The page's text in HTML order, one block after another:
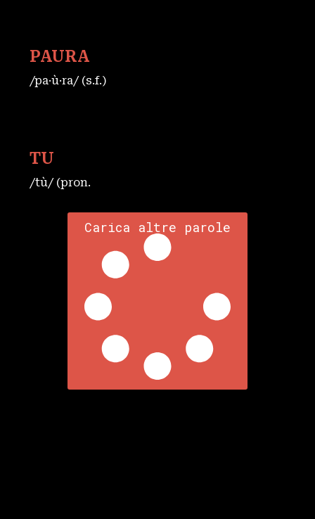
PAURA
/pa·ù·ra/ (s.f.)
TU
/tù/ (pron.
Carica altre parole